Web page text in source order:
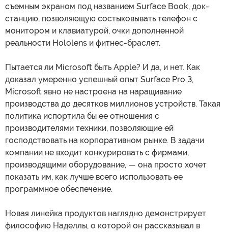
съемным экраном под названием Surface Book, док-
станцию, позволяющую состыковывать телефон с
монитором и клавиатурой, очки дополненной
реальности Hololens и фитнес-браслет.
Пытается ли Microsoft быть Apple? И да, и нет. Как
доказал умеренно успешный опыт Surface Pro 3,
Microsoft явно не настроена на наращивание
производства до десятков миллионов устройств. Такая
политика испортила бы ее отношения с
производителями техники, позволяющие ей
господствовать на корпоративном рынке. В задачи
компании не входит конкурировать с фирмами,
производящими оборудование, — она просто хочет
показать им, как лучше всего использовать ее
программное обеспечение.
Новая линейка продуктов наглядно демонстрирует
философию Наделлы, о которой он рассказывал в